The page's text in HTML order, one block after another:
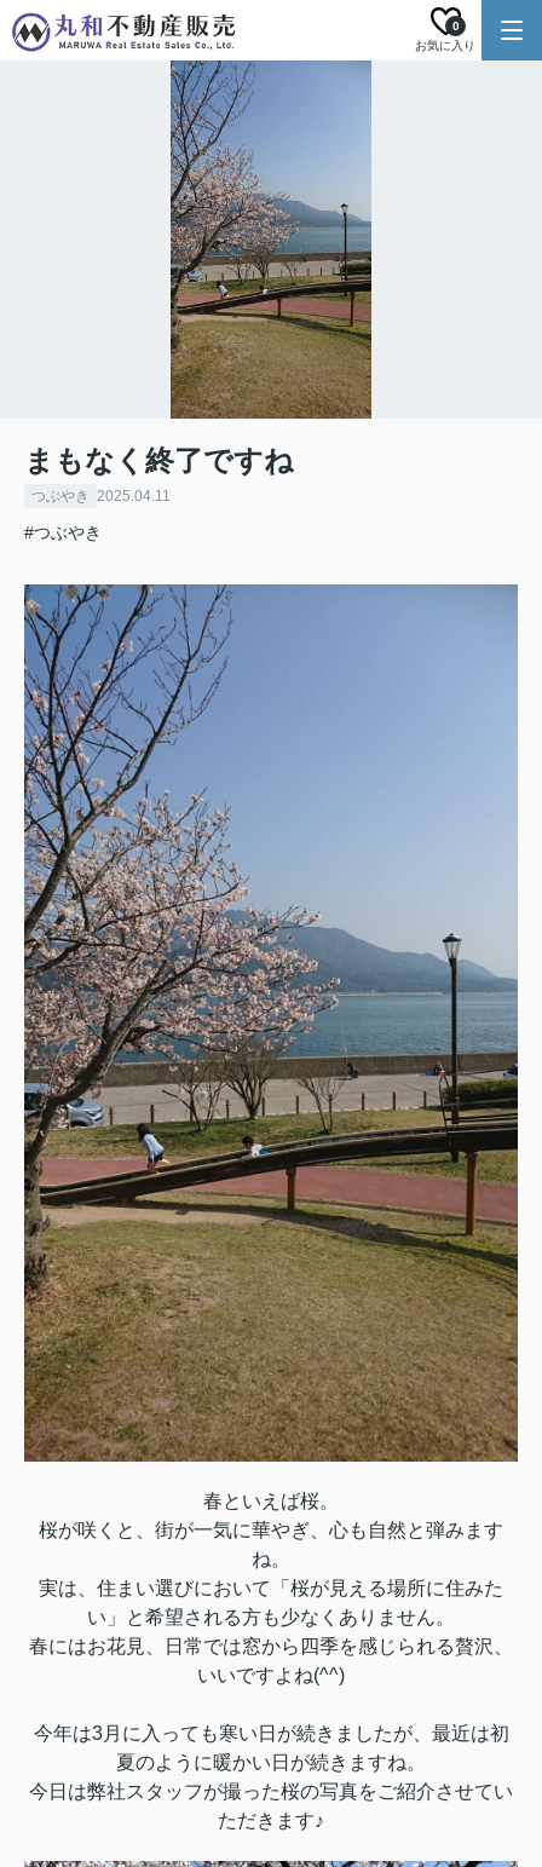
お気に入り
0
まもなく終了ですね
つぶやき 2025.04.11
#つぶやき
春といえば桜。
桜が咲くと、街が一気に華やぎ、心も自然と弾みます
ね。
実は、住まい選びにおいて「桜が見える場所に住みた
い」と希望される方も少なくありません。
春にはお花見、日常では窓から四季を感じられる贅沢、
いいですよね(^^)
今年は3月に入っても寒い日が続きましたが、最近は初
夏のように暖かい日が続きますね。
今日は弊社スタッフが撮った桜の写真をご紹介させてい
ただきます♪